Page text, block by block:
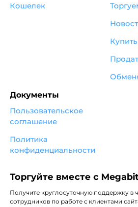
Кошелек
Документы
Пользовательское
соглашение
Политика
конфиденциальности
Торгуйте вместе с
Получите круглосуточную поддержку в
сотрудников по работе с клиентами